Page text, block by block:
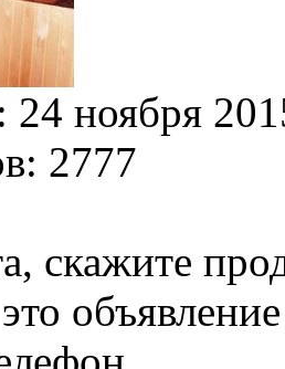
24 ноября
2777
скажите